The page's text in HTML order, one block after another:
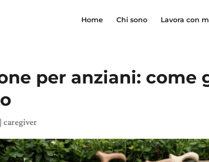
Home Chi sono Lavora con
per anziani: come
| caregiver